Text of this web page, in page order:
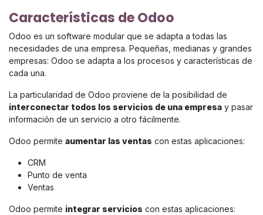
Características de Odoo
Odoo es un software modular que se adapta a todas las
necesidades de una empresa. Pequeñas, medianas y grandes
empresas: Odoo se adapta a los procesos y características de
cada una.
La particularidad de Odoo proviene de la posibilidad de
interconectar todos los servicios de una empresa y pasar
información de un servicio a otro fácilmente.
Odoo permite aumentar las ventas con estas aplicaciones:
CRM
Punto de venta
Ventas
Odoo permite integrar servicios con estas aplicaciones: